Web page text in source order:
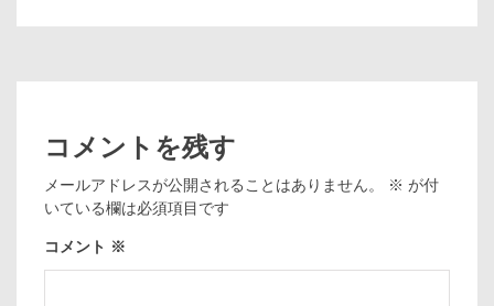
コメントを残す
メールアドレスが公開されることはありません。 ※ が付
いている欄は必須項目です
コメント ※